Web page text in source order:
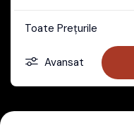
Toate Prețurile
Avansat